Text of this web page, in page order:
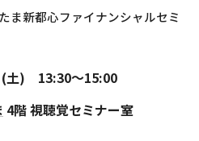
ま新都心ファイナンシャルセミ
(土) 13:30～15:00
4階 視聴覚セミナー室